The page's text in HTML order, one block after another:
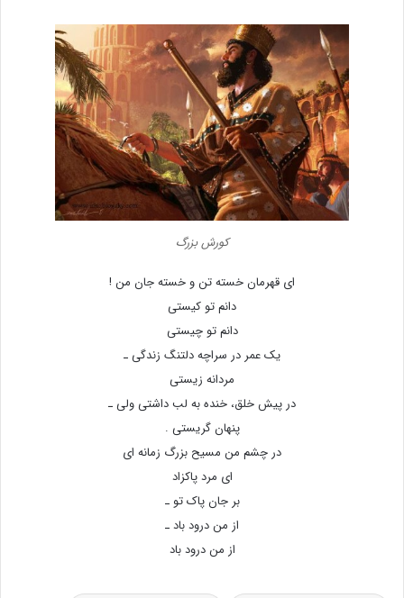
کورش بزرگ
ای قهرمان خسته تن و خسته جان من !
دانم تو کیستی
دانم تو چیستی
یک عمر در سراچه دلتنگ زندگی ـ
مردانه زیستی
در پیش خلق، خنده به لب داشتی ولی ـ
پنهان گریستی .
در چشم من مسیح بزرگ زمانه ای
ای مرد پاکزاد
بر جان پاک تو ـ
از من درود باد ـ
از من درود باد